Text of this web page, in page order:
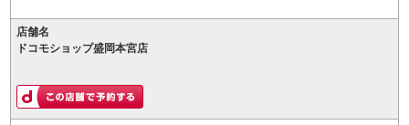
店舗名
ドコモショップ盛岡本宮店